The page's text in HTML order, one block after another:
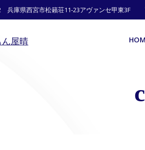
兵庫県西宮市松籟荘11-23アヴァンセ甲東3F